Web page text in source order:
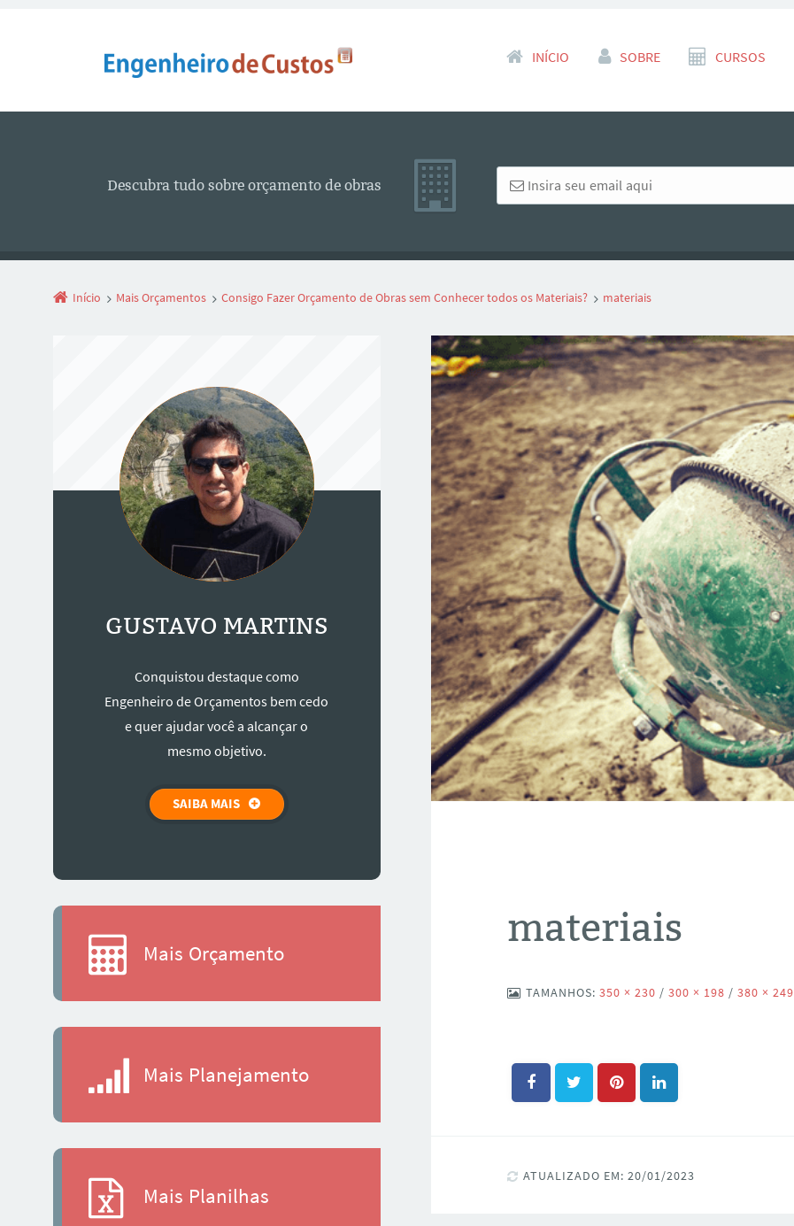
Pular para o conteúdo
INÍCIO SOBRE CURSOS
Descubra tudo sobre orçamento de obras
Início Mais Orçamentos Consigo Fazer Orçamento de Obras sem Conhecer todos os Materiais? materiais
materiais
TAMANHOS:350 × 230 / 300 × 198 / 380 × 249
ATUALIZADO EM: 20/01/2023
GUSTAVO MARTINS
Conquistou destaque como
Engenheiro de Orçamentos bem cedo
e quer ajudar você a alcançar o
mesmo objetivo.
SAIBA MAIS
Mais Orçamento
Mais Planejamento
Mais Planilhas